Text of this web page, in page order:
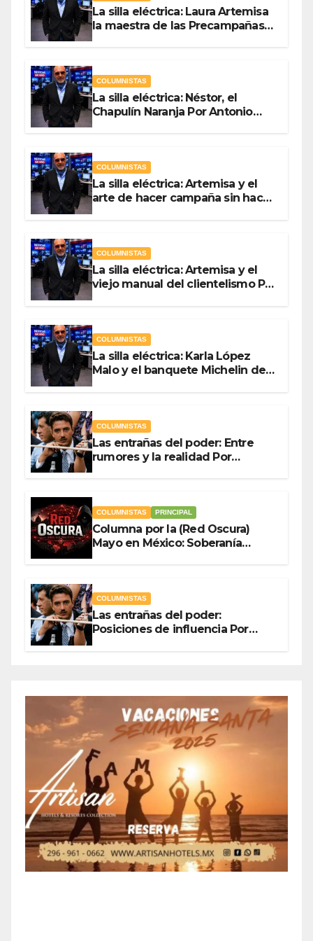
La silla eléctrica: Laura Artemisa
la maestra de las Precampañas
COLUMNISTAS
La silla eléctrica: Néstor, el
Chapulín Naranja Por Antonio
COLUMNISTAS
La silla eléctrica: Artemisa y el
arte de hacer campaña sin hacer
COLUMNISTAS
La silla eléctrica: Artemisa y el
viejo manual del clientelismo Por
COLUMNISTAS
La silla eléctrica: Karla López
Malo y el banquete Michelin del
COLUMNISTAS
Las entrañas del poder: Entre
rumores y la realidad Por
COLUMNISTAS PRINCIPAL
Columna por la (Red Oscura)
Mayo en México: Soberanía
COLUMNISTAS
Las entrañas del poder:
Posiciones de influencia Por